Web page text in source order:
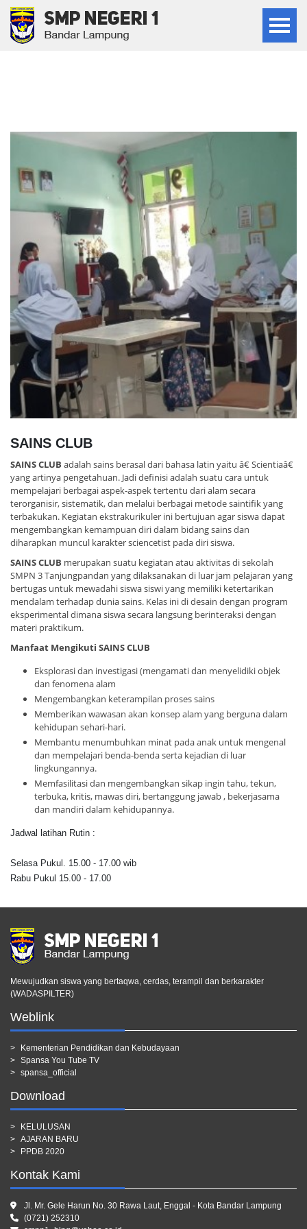
SAINS CLUB
SAINS CLUB adalah sains berasal dari bahasa latin yaitu â€ Scientiaâ€
yang artinya pengetahuan. Jadi definisi adalah suatu cara untuk
mempelajari berbagai aspek-aspek tertentu dari alam secara
terorganisir, sistematik, dan melalui berbagai metode saintifik yang
terbakukan. Kegiatan ekstrakurikuler ini bertujuan agar siswa dapat
mengembangkan kemampuan diri dalam bidang sains dan
diharapkan muncul karakter sciencetist pada diri siswa.
SAINS CLUB merupakan suatu kegiatan atau aktivitas di sekolah
SMPN 3 Tanjungpandan yang dilaksanakan di luar jam pelajaran yang
bertugas untuk mewadahi siswa siswi yang memiliki ketertarikan
mendalam terhadap dunia sains. Kelas ini di desain dengan program
eksperimental dimana siswa secara langsung berinteraksi dengan
materi praktikum.
Manfaat Mengikuti SAINS CLUB
Eksplorasi dan investigasi (mengamati dan menyelidiki objek
dan fenomena alam
Mengembangkan keterampilan proses sains
Memberikan wawasan akan konsep alam yang berguna dalam
kehidupan sehari-hari.
Membantu menumbuhkan minat pada anak untuk mengenal
dan mempelajari benda-benda serta kejadian di luar
lingkungannya.
Memfasilitasi dan mengembangkan sikap ingin tahu, tekun,
terbuka, kritis, mawas diri, bertanggung jawab , bekerjasama
dan mandiri dalam kehidupannya.
Jadwal latihan Rutin :
Selasa Pukul. 15.00 - 17.00 wib
Rabu Pukul 15.00 - 17.00
Mewujudkan siswa yang bertaqwa, cerdas, terampil dan berkarakter
(WADASPILTER)
Weblink
Kementerian Pendidikan dan Kebudayaan
Spansa You Tube TV
spansa_official
Download
KELULUSAN
AJARAN BARU
PPDB 2020
Kontak Kami
Jl. Mr. Gele Harun No. 30 Rawa Laut, Enggal - Kota Bandar Lampung
(0721) 252310